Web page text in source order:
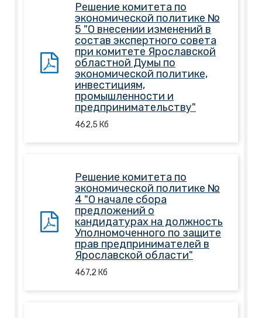
Решение комитета по
экономической политике №
5 "О внесении изменений в
состав экспертного совета
при комитете Ярославской
областной Думы по
экономической политике,
инвестициям,
промышленности и
предпринимательству"
462,5 Кб
Решение комитета по
экономической политике №
4 "О начале сбора
предложений о
кандидатурах на должность
Уполномоченного по защите
прав предпринимателей в
Ярославской области"
467,2 Кб